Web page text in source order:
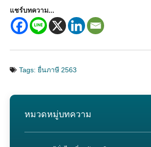
แชร์บทความ...
Tags: ยื่นภาษี 2563
หมวดหมู่บทความ